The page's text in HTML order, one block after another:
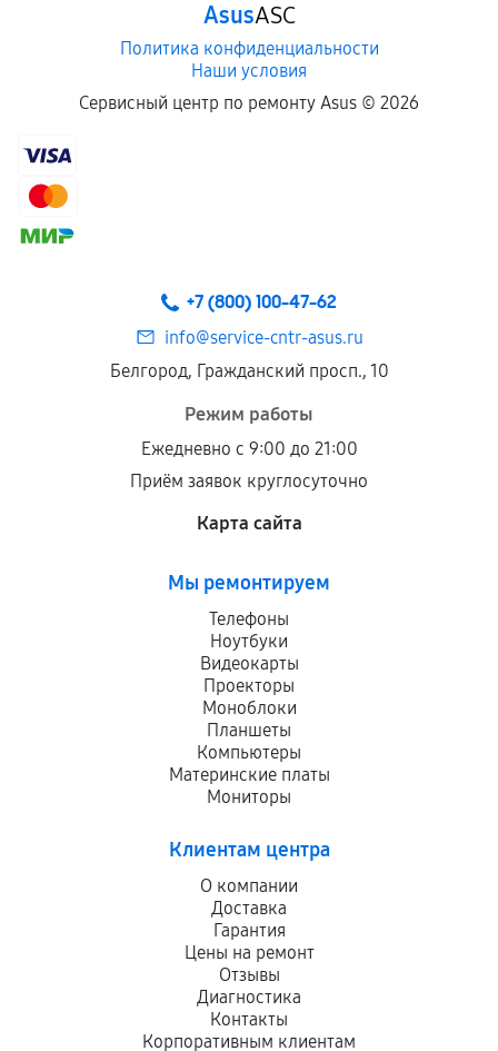
AsusASC
Политика конфиденциальности
Наши условия
Сервисный центр по ремонту Asus © 2026
+7 (800) 100-47-62
info@service-cntr-asus.ru
Белгород, Гражданский просп., 10
Режим работы
Ежедневно с 9:00 до 21:00
Приём заявок круглосуточно
Карта сайта
Мы ремонтируем
Телефоны
Ноутбуки
Видеокарты
Проекторы
Моноблоки
Планшеты
Компьютеры
Материнские платы
Мониторы
Клиентам центра
О компании
Доставка
Гарантия
Цены на ремонт
Отзывы
Диагностика
Контакты
Корпоративным клиентам